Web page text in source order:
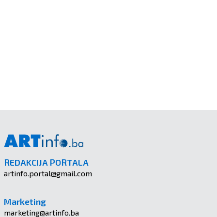
REDAKCIJA PORTALA
artinfo.portal@gmail.com
Marketing
marketing@artinfo.ba